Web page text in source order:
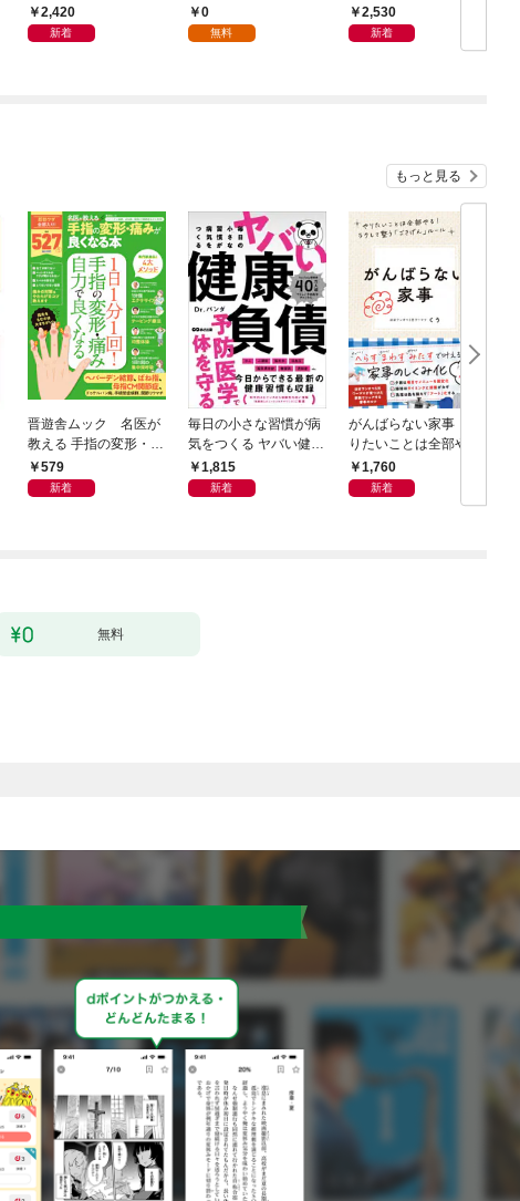
文法の教科書【完全
版】
2,420
新着
生してしまった【分冊
版】（コミック） １
0
無料
座2,530
新着
もっと見る
晋遊舎ムック 名医が
教える 手指の変形・痛
みが良くなる本
579
新着
毎日の小さな習慣が病
気をつくる ヤバい健康
負債1,815
新着
がんばらない家事 や
りたいことは全部や
る！ラクして整う「ご
きげん」ルール
1,760
新着
無料